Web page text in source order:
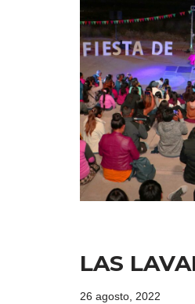
LAS
26 agosto, 2022